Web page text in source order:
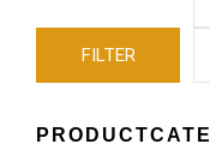
FILTER